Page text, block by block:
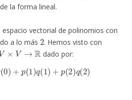
la forma lineal.
espacio vectorial de polinomios con
a lo más
2
. Hemos visto con
V→ R
dado por:
(0 + p(1 q(1)+ p (2)q(2)